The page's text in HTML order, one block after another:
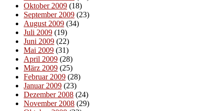
Oktober 2009 (18)
September 2009 (23)
August 2009 (34)
Juli 2009 (19)
Juni 2009 (22)
Mai 2009 (31)
April 2009 (28)
März 2009 (25)
Februar 2009 (28)
Januar 2009 (23)
Dezember 2008 (24)
November 2008 (29)